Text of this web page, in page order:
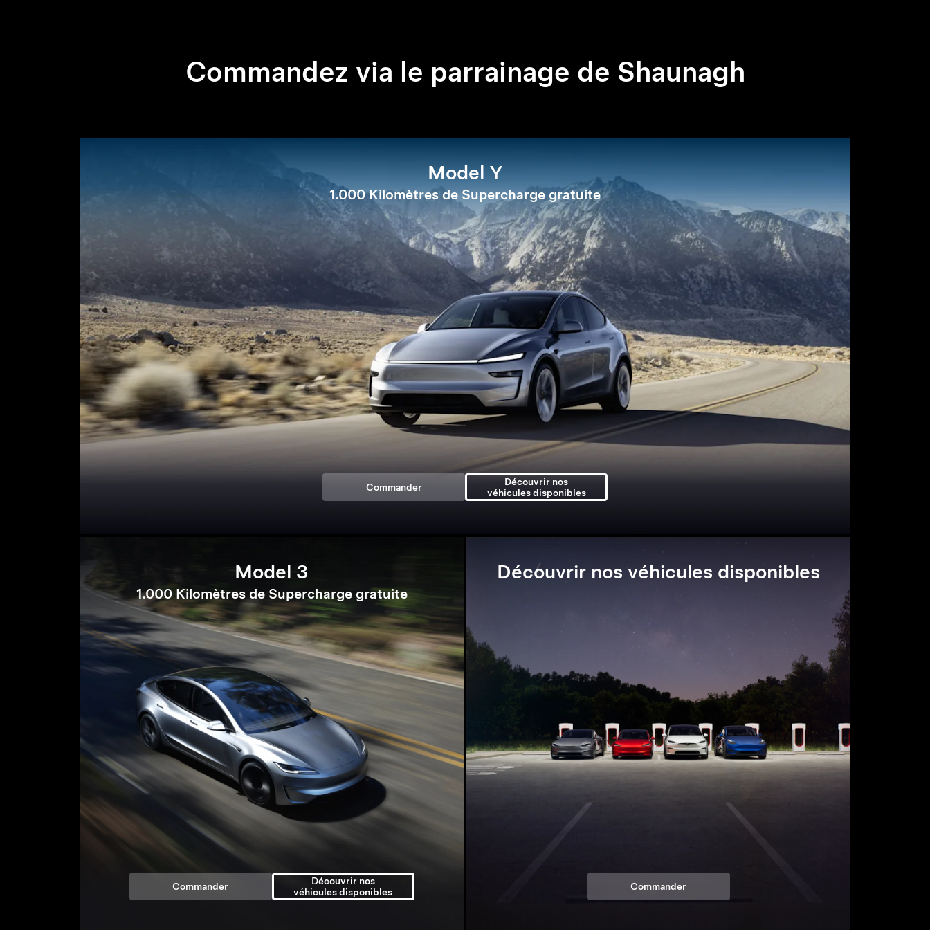
Commandez via le parrainage de Shaunagh
Model Y
1.000 Kilomètres de Supercharge gratuite
Commander
Découvrir nos
véhicules disponibles
Model 3
1.000 Kilomètres de Supercharge gratuite
Commander
Découvrir nos
véhicules disponibles
Découvrir nos véhicules disponibles
Commander